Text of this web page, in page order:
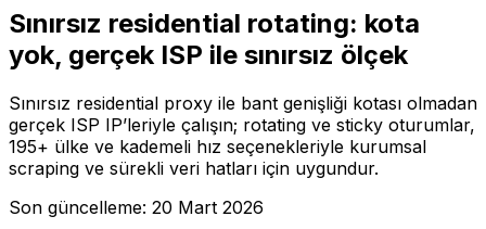
Sınırsız residential rotating: kota
yok, gerçek ISP ile sınırsız ölçek
Sınırsız residential proxy ile bant genişliği kotası olmadan
gerçek ISP IP’leriyle çalışın; rotating ve sticky oturumlar,
195+ ülke ve kademeli hız seçenekleriyle kurumsal
scraping ve sürekli veri hatları için uygundur.
Son güncelleme: 20 Mart 2026